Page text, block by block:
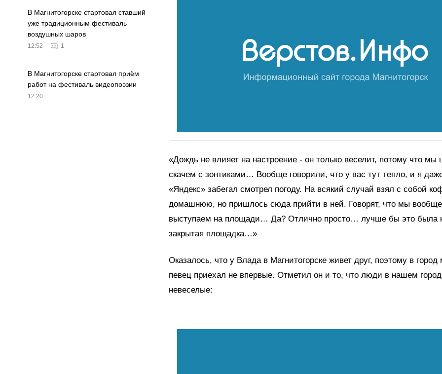
В Магнитогорске стартовал ставший
уже традиционным фестиваль
воздушных шаров
12:52 1
В Магнитогорске стартовал приём
работ на фестиваль видеопоэзии
12:20
«Дождь не влияет на настроение - он только веселит, потому что мы
скачем с зонтиками… Вообще говорили, что у вас тут тепло, и я
«Яндекс» забегал смотрел погоду. На всякий случай взял с собой
домашнюю, но пришлось сюда прийти в ней. Говорят, что мы вообще
выступаем на площади… Да? Отлично просто… лучше бы это была
закрытая площадка…»
Оказалось, что у Влада в Магнитогорске живет друг, поэтому в город
певец приехал не впервые. Отметил он и то, что люди в нашем
невеселые: